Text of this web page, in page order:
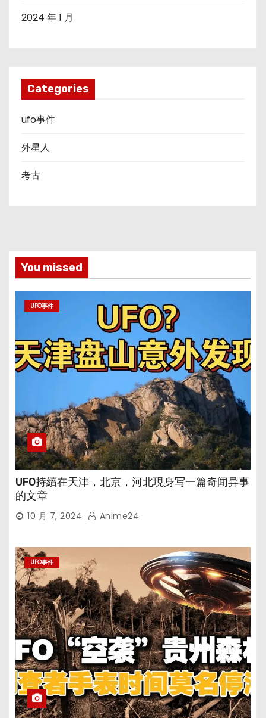
2024 年 1 月
Categories
ufo事件
外星人
考古
You missed
UFO事件
UFO持續在天津，北京，河北現身写一篇奇闻异事
的文章
10 月 7, 2024 Anime24
UFO事件